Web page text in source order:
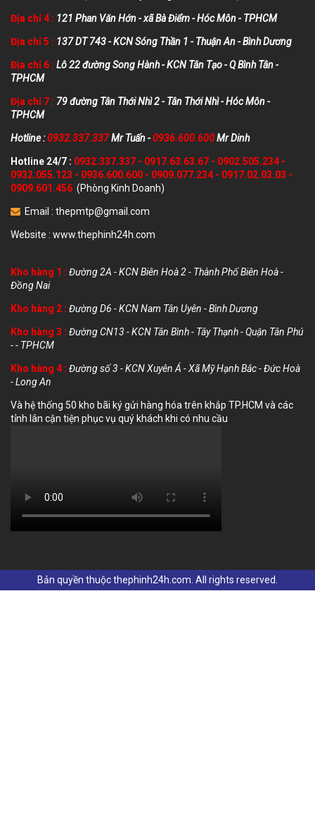
Địa chỉ 4 : 121 Phan Văn Hớn - xã Bà Điểm - Hóc Môn - TPHCM
Địa chỉ 5 : 137 DT 743 - KCN Sóng Thần 1 - Thuận An - Bình Dương
Địa chỉ 6 : Lô 22 đường Song Hành - KCN Tân Tạo - Q Bình Tân -
TPHCM
Địa chỉ 7 : 79 đường Tân Thới Nhì 2 - Tân Thới Nhì - Hóc Môn -
TPHCM
Hotline :0932.337.337Mr Tuấn -0936.600.600Mr Dinh
Hotline 24/7 : 0932.337.337 - 0917.63.63.67 - 0902.505.234 -
0932.055.123 - 0936.600.600 - 0909.077.234 - 0917.02.03.03 -
0909.601.456 (Phòng Kinh Doanh)
Email : thepmtp@gmail.com
Website : www.thephinh24h.com
Kho hàng 1 : Đường 2A - KCN Biên Hoà 2 - Thành Phố Biên Hoà -
Đồng Nai
Kho hàng 2 : Đường D6 - KCN Nam Tân Uyên - Bình Dương
Kho hàng 3 : Đường CN13 - KCN Tân Bình - Tây Thạnh - Quận Tân Phú
- - TPHCM
Kho hàng 4 : Đường số 3 - KCN Xuyên Á - Xã Mỹ Hạnh Bắc - Đức Hoà
- Long An
Và hệ thống 50 kho bãi ký gửi hàng hóa trên khắp TP.HCM và các
tỉnh lân cận tiện phục vụ quý khách khi có nhu cầu
Bản quyền thuộc thephinh24h.com. All rights reserved.